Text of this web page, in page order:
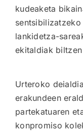
kudeaketa
lankidetza-
ekitaldiak
Urteroko
erakundeen
partekatuaren
konpromiso